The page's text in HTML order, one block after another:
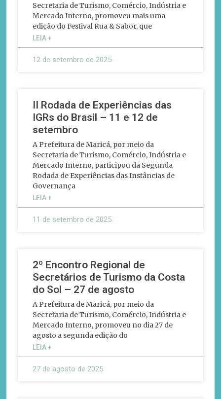
Secretaria de Turismo, Comércio, Indústria e
Mercado Interno, promoveu mais uma
edição do Festival Rua & Sabor, que
LEIA +
12 de setembro de 2025
II Rodada de Experiências das
IGRs do Brasil – 11 e 12 de
setembro
A Prefeitura de Maricá, por meio da
Secretaria de Turismo, Comércio, Indústria e
Mercado Interno, participou da Segunda
Rodada de Experiências das Instâncias de
Governança
LEIA +
11 de setembro de 2025
2º Encontro Regional de
Secretários de Turismo da Costa
do Sol – 27 de agosto
A Prefeitura de Maricá, por meio da
Secretaria de Turismo, Comércio, Indústria e
Mercado Interno, promoveu no dia 27 de
agosto a segunda edição do
LEIA +
27 de agosto de 2025